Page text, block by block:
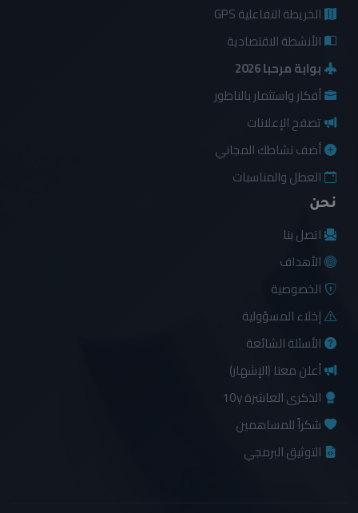
الخريطة التفاعلية GPS
الأنشطة الاقتصادية
بوابة مرحبا 2026
أفكار واستثمار بالناظور
تصفح الإعلانات
أضف نشاطك المجاني
العطل والمناسبات
نحن
اتصل بنا
الأهداف
الخصوصية
إخلاء المسؤولية
الأسئلة الشائعة
أعلن معنا (الإشهار)
الذكرى العاشرة 10y
شكراً للمساهمين
التوثيق البرمجي